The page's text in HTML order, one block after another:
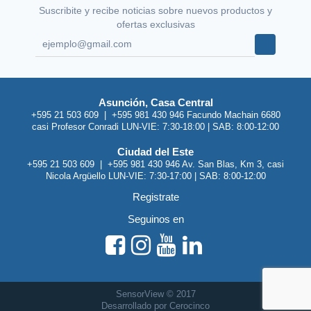
Suscribite y recibe noticias sobre nuevos productos y
ofertas exclusivas
Asunción, Casa Central
+595 21 503 609 | +595 981 430 946 Facundo Machain 6680
casi Profesor Conradi LUN-VIE: 7:30-18:00 | SAB: 8:00-12:00
Ciudad del Este
+595 21 503 609 | +595 981 430 946 Av. San Blas, Km 3, casi
Nicola Argüello LUN-VIE: 7:30-17:00 | SAB: 8:00-12:00
Registrate
Seguinos en
SensorView © 2017
Desarrollado por Cerocinco